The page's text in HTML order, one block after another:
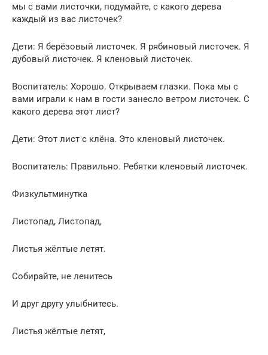
мы с вами листочки, подумайте, с какого дерева
каждый из вас листочек?
Дети: Я берёзовый листочек. Я рябиновый листочек. Я
дубовый листочек. Я кленовый листочек.
Воспитатель: Хорошо. Открываем глазки. Пока мы с
вами играли к нам в гости занесло ветром листочек. С
какого дерева этот лист?
Дети: Этот лист с клёна. Это кленовый листочек.
Воспитатель: Правильно. Ребятки кленовый листочек.
Физкультминутка
Листопад, Листопад,
Листья жёлтые летят.
Собирайте, не ленитесь
И друг другу улыбнитесь.
Листья жёлтые летят,